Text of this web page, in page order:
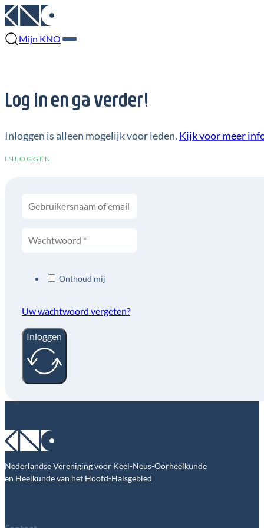
Mijn KNO
Log in en ga verder!
Inloggen is alleen mogelijk voor leden. Kijk voor meer
INLOGGEN
Onthoud mij
Uw wachtwoord vergeten?
Inloggen
Nederlandse Vereniging voor Keel-Neus-Oorheelkunde
en Heelkunde van het Hoofd-Halsgebied